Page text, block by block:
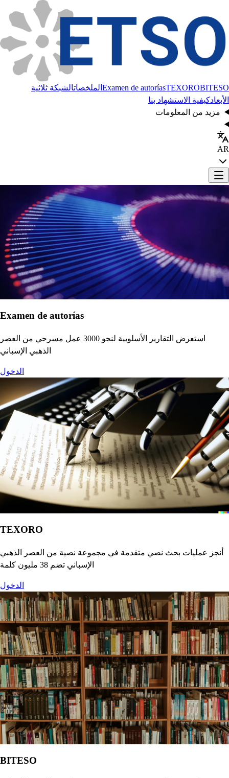
Examen de autoríasTEXOROBITESO الملخصاتالشبكة ثلاثية
الأبعادكيفية الاستشهاد بنا
مزيد من المعلومات
AR
Examen de autorías
استعرض التقارير الأسلوبية لنحو 3000 عمل مسرحي من العصر
الذهبي الإسباني
الدخول
TEXORO
أنجز عمليات بحث نصي متقدمة في مجموعة نصية من العصر الذهبي
الإسباني تضم 38 مليون كلمة
الدخول
BITESO